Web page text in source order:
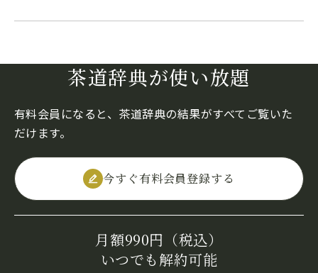
茶道辞典が使い放題
有料会員になると、茶道辞典の結果がすべてご覧いた
だけます。
今すぐ有料会員登録する
月額990円（税込）
いつでも解約可能